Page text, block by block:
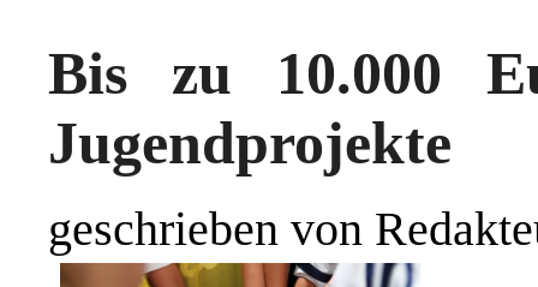
Bis zu 10.000
Jugendprojekte
geschrieben von